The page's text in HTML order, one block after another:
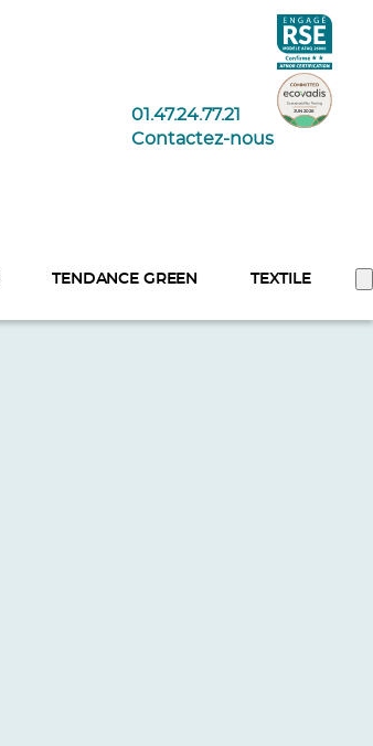
01.47.24.77.21
Contactez-nous
TENDANCE GREEN TEXTILE